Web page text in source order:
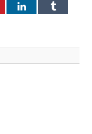
LinkedInTumblr